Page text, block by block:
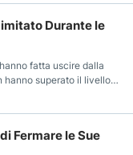
Durante le
fatta uscire dalla
hanno superato il livello
Fermare le Sue